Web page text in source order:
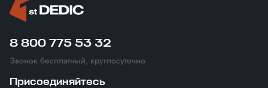
8 800 775 53 32
Звонок бесплатный, круглосуточно
Присоединяйтесь